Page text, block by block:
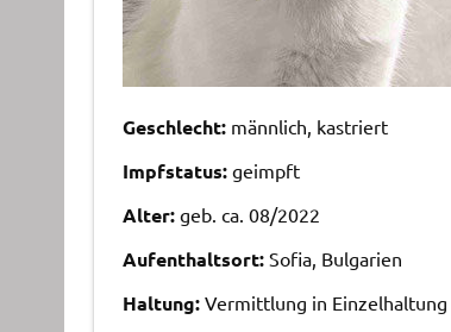
Geschlecht: männlich, kastriert
Impfstatus:geimpft
Alter: geb. ca. 08/2022
Aufenthaltsort:Sofia, Bulgarien
Haltung: Vermittlung in